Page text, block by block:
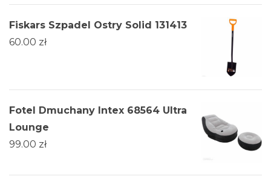
Fiskars Szpadel Ostry Solid 131413
60.00 zł
Fotel Dmuchany Intex 68564 Ultra
Lounge
99.00 zł